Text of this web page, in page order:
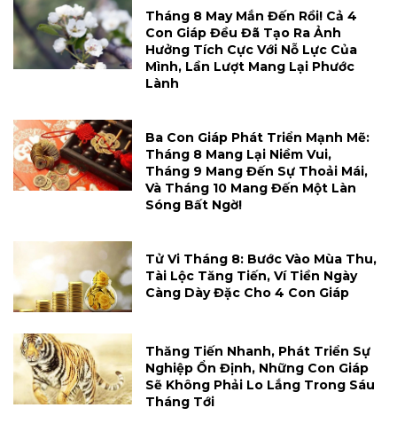
Tháng 8 May Mắn Đến Rồi! Cả 4
Con Giáp Đều Đã Tạo Ra Ảnh
Hưởng Tích Cực Với Nỗ Lực Của
Mình, Lần Lượt Mang Lại Phước
Lành
Ba Con Giáp Phát Triển Mạnh Mẽ:
Tháng 8 Mang Lại Niềm Vui,
Tháng 9 Mang Đến Sự Thoải Mái,
Và Tháng 10 Mang Đến Một Làn
Sóng Bất Ngờ!
Tử Vi Tháng 8: Bước Vào Mùa Thu,
Tài Lộc Tăng Tiến, Ví Tiền Ngày
Càng Dày Đặc Cho 4 Con Giáp
Thăng Tiến Nhanh, Phát Triển Sự
Nghiệp Ổn Định, Những Con Giáp
Sẽ Không Phải Lo Lắng Trong Sáu
Tháng Tới